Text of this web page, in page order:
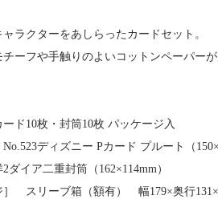
ラクターをあしらったカードセット。
チーフや手触りのよいコットンペーパー
ド10枚・封筒10枚 パッケージ入
ディズニー Pカード プルート（
ダイア二重封筒（162×114mm）
］ スリーブ箱（額有） 幅179×奥行